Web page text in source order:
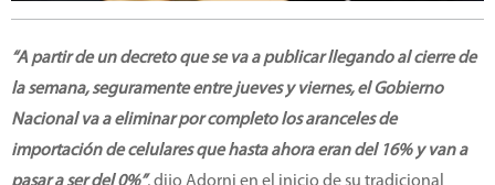
“A partir de un decreto que se va a publicar llegando al cierre de
la semana, seguramente entre jueves y viernes, el Gobierno
Nacional va a eliminar por completo los aranceles de
importación de celulares que hasta ahora eran del 16% y van a